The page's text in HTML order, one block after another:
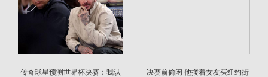
传奇球星预测世界杯决赛：我认
决赛前偷闲 他搂着女友买纽约街